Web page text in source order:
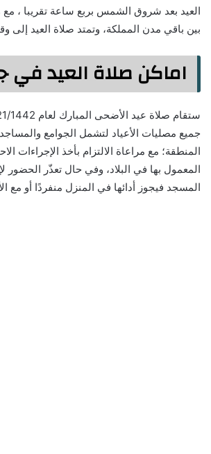
العيد بعد شروق الشمس بربع ساعة تقريبا ،
بين باقي مدن المملكة، وتمتد صلاة العيد إلى
اماكن صلاة العيد في
جميع مصليات الأعياد لتشمل الجوامع
المنطقة؛ مع مراعاة الالتزام بأخذ الإجراءات
المعمول بها في البلاد، وفي حال تعذّر الحضور
المسجد فيجوز أدائها في المنزل منفردًا أو مع